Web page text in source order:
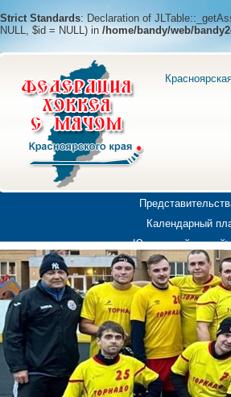
Strict Standards: Declaration of
NULL, $id = NULL) in /home/bandy/web/
Календарный
Юношеский хоккей>
Универсиада-2019